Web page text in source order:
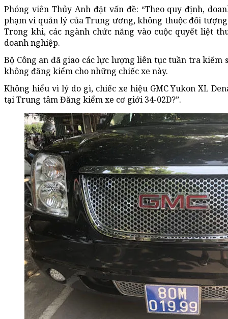
Phóng viên Thủy Anh đặt vấn đề: “Theo quy định,
phạm vi quản lý của Trung ương, không thuộc đối
Trong khi, các ngành chức năng vào cuộc quyết liệt
doanh nghiệp.
Bộ Công an đã giao các lực lượng liên tục tuần tra kiểm
không đăng kiểm cho những chiếc xe này.
Không hiểu vì lý do gì, chiếc xe hiệu GMC Yukon XL
tại Trung tâm Đăng kiểm xe cơ giới 34-02D?”.